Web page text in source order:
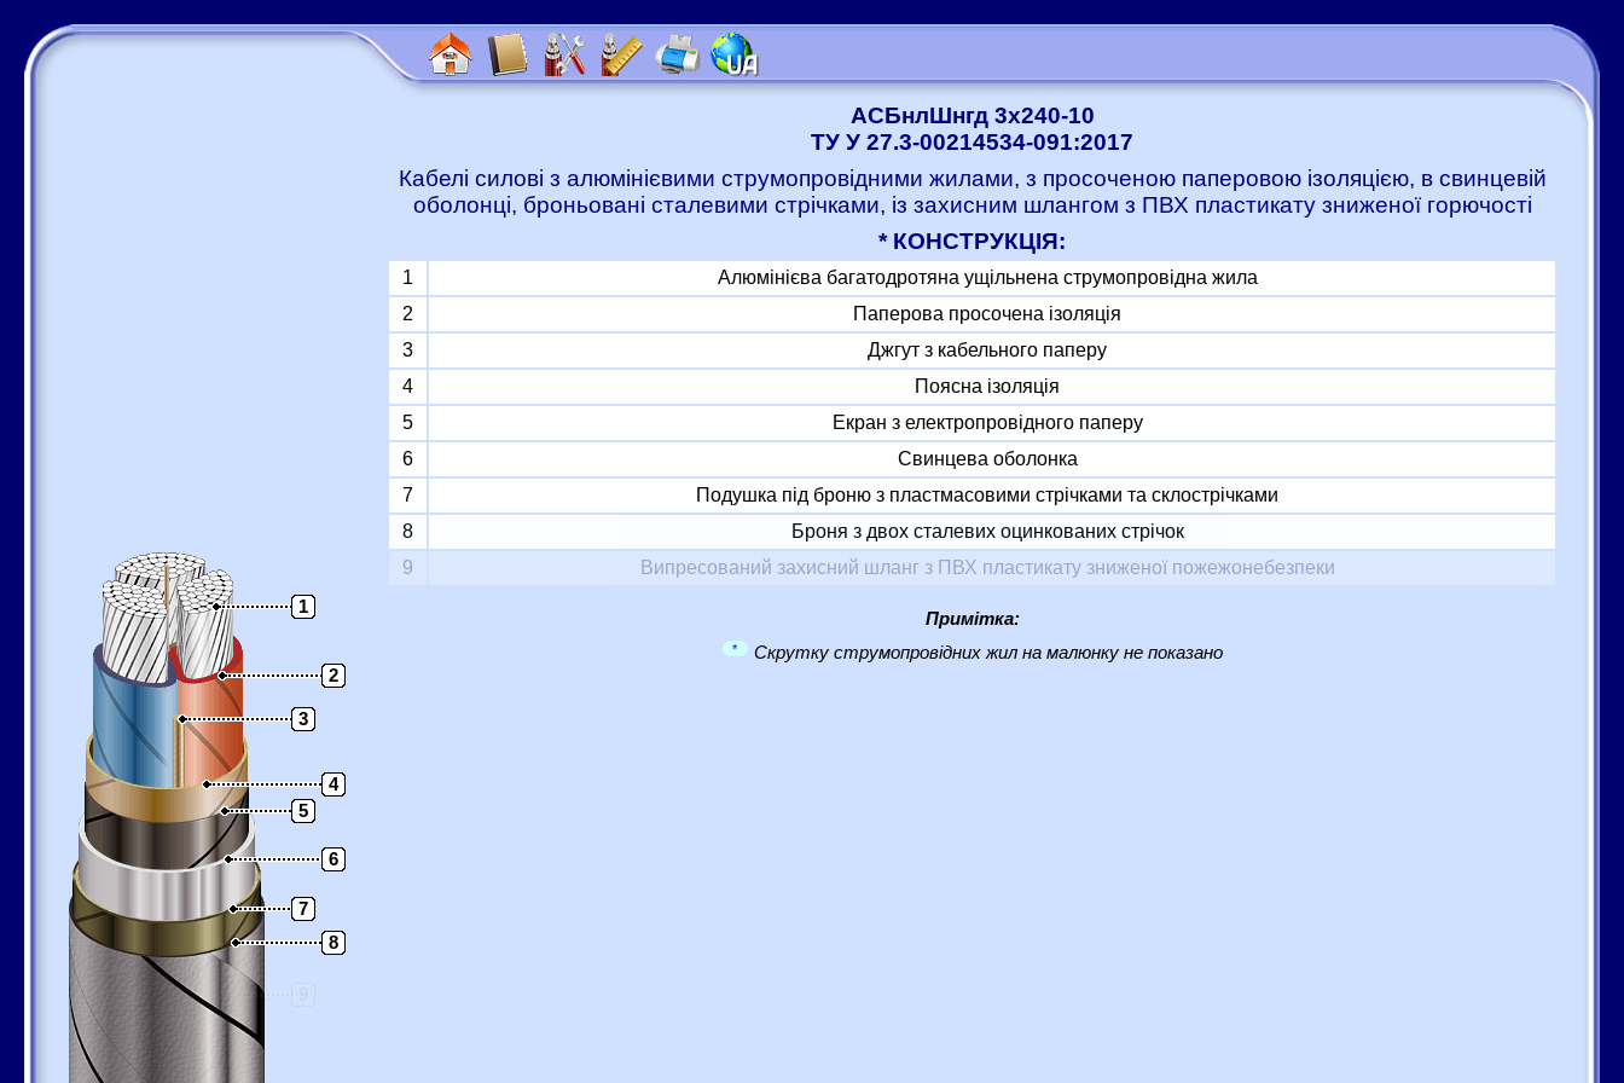
1
2
3
4
5
6
7
8
АСБнлШнгд 3x240-10
ТУ У 27.3-00214534-091:2017
Кабелі силові з алюмінієвими струмопровідними жилами, з просоченою паперовою ізоляцією, в свинцевій
оболонці, броньовані сталевими стрічками, із захисним шлангом з ПВХ пластикату зниженої горючості
* КОНСТРУКЦІЯ:
1
Алюмінієва багатодротяна ущільнена струмопровідна жила
2
Паперова просочена ізоляція
3
Джгут з кабельного паперу
4
Поясна ізоляція
5
Екран з електропровідного паперу
6
Свинцева оболонка
7
Подушка під броню з пластмасовими стрічками та склострічками
8
Броня з двох сталевих оцинкованих стрічок
9
Випресований захисний шланг з ПВХ пластикату зниженої пожежонебезпеки
Примітка:
* Скрутку струмопровідних жил на малюнку не показано